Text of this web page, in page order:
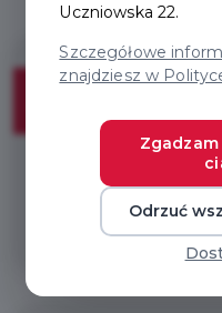
15% discount
* Required
Uczniowska 22.
Szczegółowe
znajdziesz w
Odrzuć